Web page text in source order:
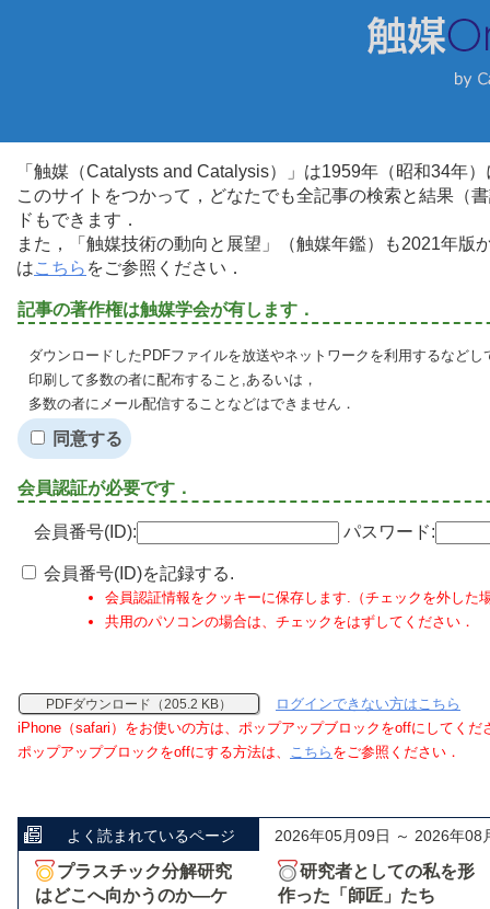
「触媒（Catalysts and Catalysis）」は1959年（昭和34年
このサイトをつかって，どなたでも全記事の検索と結果（
ドもできます．
また，「触媒技術の動向と展望」（触媒年鑑）も2021年
はこちら をご参照ください．
記事の著作権は触媒学会が有します．
ダウンロードしたPDFファイルを放送やネットワークを利用するなど
印刷して多数の者に配布すること,あるいは，
多数の者にメール配信することなどはできません．
同意する
会員認証が必要です．
会員番号(ID): パスワード:
会員番号(ID)を記録する.
会員認証情報をクッキーに保存します.（チェックを外した
共用のパソコンの場合は、チェックをはずしてください．
PDFダウンロード（205.2 KB）
ログインできない方はこちら
iPhone（safari）をお使いの方は、ポップアップブロックをoffにしてくだ
ポップアップブロックをoffにする方法は、 こちら をご参照ください．
よく読まれているページ 2026年05月09日 ～ 2026年08
プラスチック分解研究
はどこへ向かうのか―ケ
研究者としての私を形
作った「師匠」たち